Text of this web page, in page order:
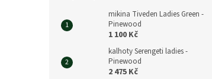
mikina Tiveden Ladies Green -
Pinewood
1 100 Kč
kalhoty Serengeti ladies -
Pinewood
2 475 Kč